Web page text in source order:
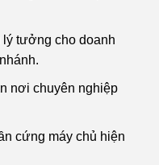
lý tưởng cho doanh
nơi chuyên nghiệp
cứng máy chủ hiện